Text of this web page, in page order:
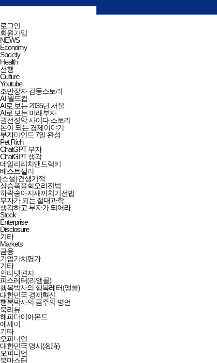
검색창
닫기
검색
전체메뉴
닫기
로그인
회원가입
NEWS
Economy
Society
Health
선행
Culture
Youtube
조만장자 감동스토리
AI 월드컵
AI로 보는 2035년 서울
AI로 보는 미래부자
권선징악 사이다 스토리
돈이 되는 경제이야기
부자마인드 7일 완성
Pet Rich
ChatGPT 부자
ChatGPT 생각
데일리리치앤드럭키
베스트셀러
[소설] 견생기적
상승폭풍회오리전법
하락송아지새끼치기전법
부자가 되는 절대과학
생각하고 부자가 되어라
Stock
Enterprise
Disclosure
기타
Markets
금융
기업가치평가
기타
인터넷편지
피스레터(리앵콜)
행복박사의 행복레터(앵콜)
대한민국 경제혁신
행복박사의 금주의 명언
북리뷰
해피다이아몬드
에세이
기타
오피니언
대한민국 명시(名詩)
오피니언
북마스터